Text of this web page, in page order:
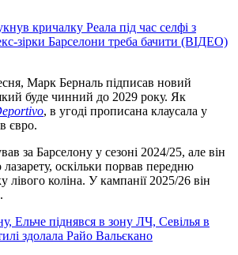
кричалку Реала під час селфі з
зірки Барселони треба бачити (ВІДЕО)
Марк Берналь підписав новий
буде чинний до 2029 року. Як
, в угоді прописана клаусала у
євро.
за Барселону у сезоні 2024/25, але він
оскільки порвав передню
лівого коліна. У кампанії 2025/26 він
Ельче піднявся в зону ЛЧ, Севілья в
здолала Райо Вальєкано